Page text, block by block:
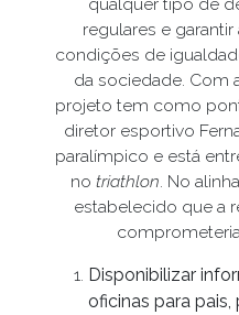
regulares e
condições de
da sociedade. Com
projeto tem como
diretor esportivo
paralímpico e está
no triathlon . No
estabelecido que a
​Disponibilizar
oficinas para